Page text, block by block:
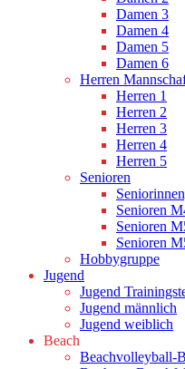
Damen 3
Damen 4
Damen 5
Damen 6
Herren
Herren 1
Herren 2
Herren 3
Herren 4
Herren 5
Senioren
Senioren
Senioren
Senioren
Hobbygruppe
Jugend
Jugend
Jugend männlich
Jugend weiblich
Beach
Beachvolleyball-